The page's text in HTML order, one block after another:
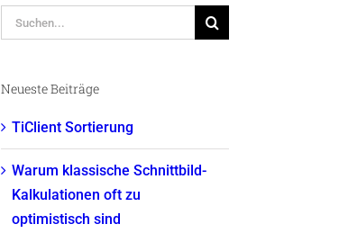
Suche
nach:
Neueste Beiträge
TiClient Sortierung
Warum klassische Schnittbild-
Kalkulationen oft zu
optimistisch sind